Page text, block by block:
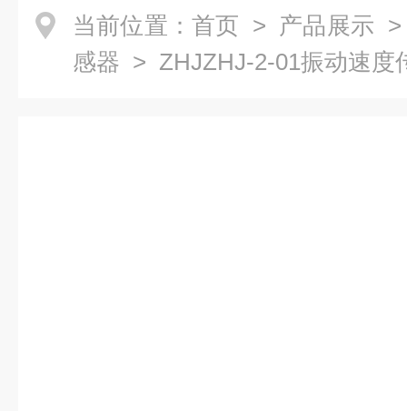
当前位置： 首页 > 产品展示
感器 > ZHJZHJ-2-01振动速度